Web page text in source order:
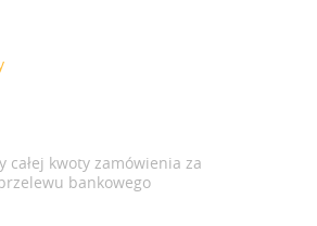
całej kwoty zamówienia za
bankowego